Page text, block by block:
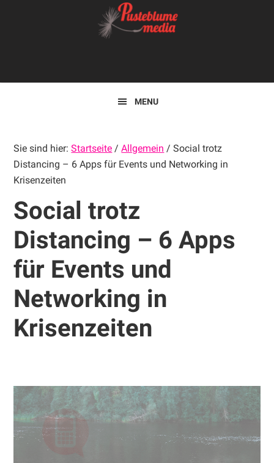
MENU
Sie sind hier:Startseite / Allgemein / Social trotz
Distancing – 6 Apps für Events und Networking in
Krisenzeiten
Social trotz
Distancing – 6 Apps
für Events und
Networking in
Krisenzeiten